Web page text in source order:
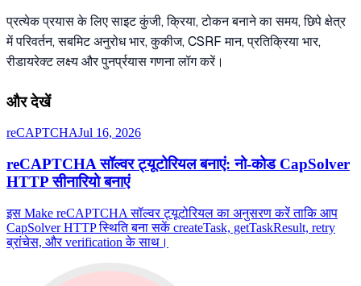
प्रत्येक प्रयास के लिए साइट कुंजी, क्रिया, टोकन बनाने का समय, छिपे क्षेत्र
में परिवर्तन, सबमिट अनुरोध भार, कुकीज, CSRF मान, प्रतिक्रिया भार,
रीडायरेक्ट लक्ष्य और पुनर्प्रयास गणना लॉग करें।
और देखें
reCAPTCHAJul 16, 2026
reCAPTCHA सॉल्वर ट्यूटोरियल बनाएं: नो-कोड CapSolver
HTTP सीनारियो बनाएं
इस Make reCAPTCHA सॉल्वर ट्यूटोरियल का अनुसरण करें ताकि आप
CapSolver HTTP स्थिति बना सकें createTask, getTaskResult, retry
ब्रांचेस, और verification के साथ।